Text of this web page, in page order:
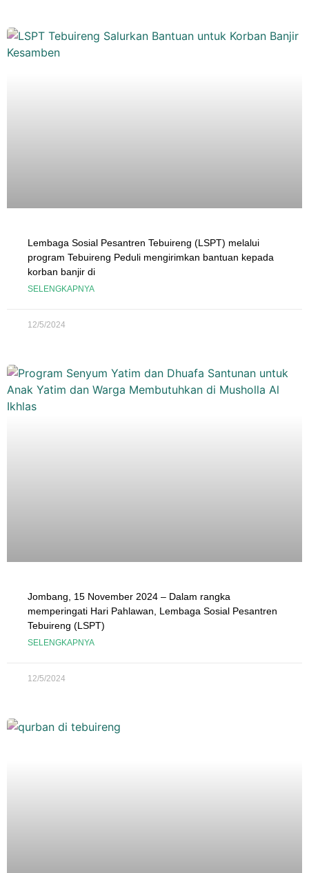
Lembaga Sosial Pesantren Tebuireng (LSPT) melalui
program Tebuireng Peduli mengirimkan bantuan kepada
korban banjir di
SELENGKAPNYA
12/5/2024
Jombang, 15 November 2024 – Dalam rangka
memperingati Hari Pahlawan, Lembaga Sosial Pesantren
Tebuireng (LSPT)
SELENGKAPNYA
12/5/2024